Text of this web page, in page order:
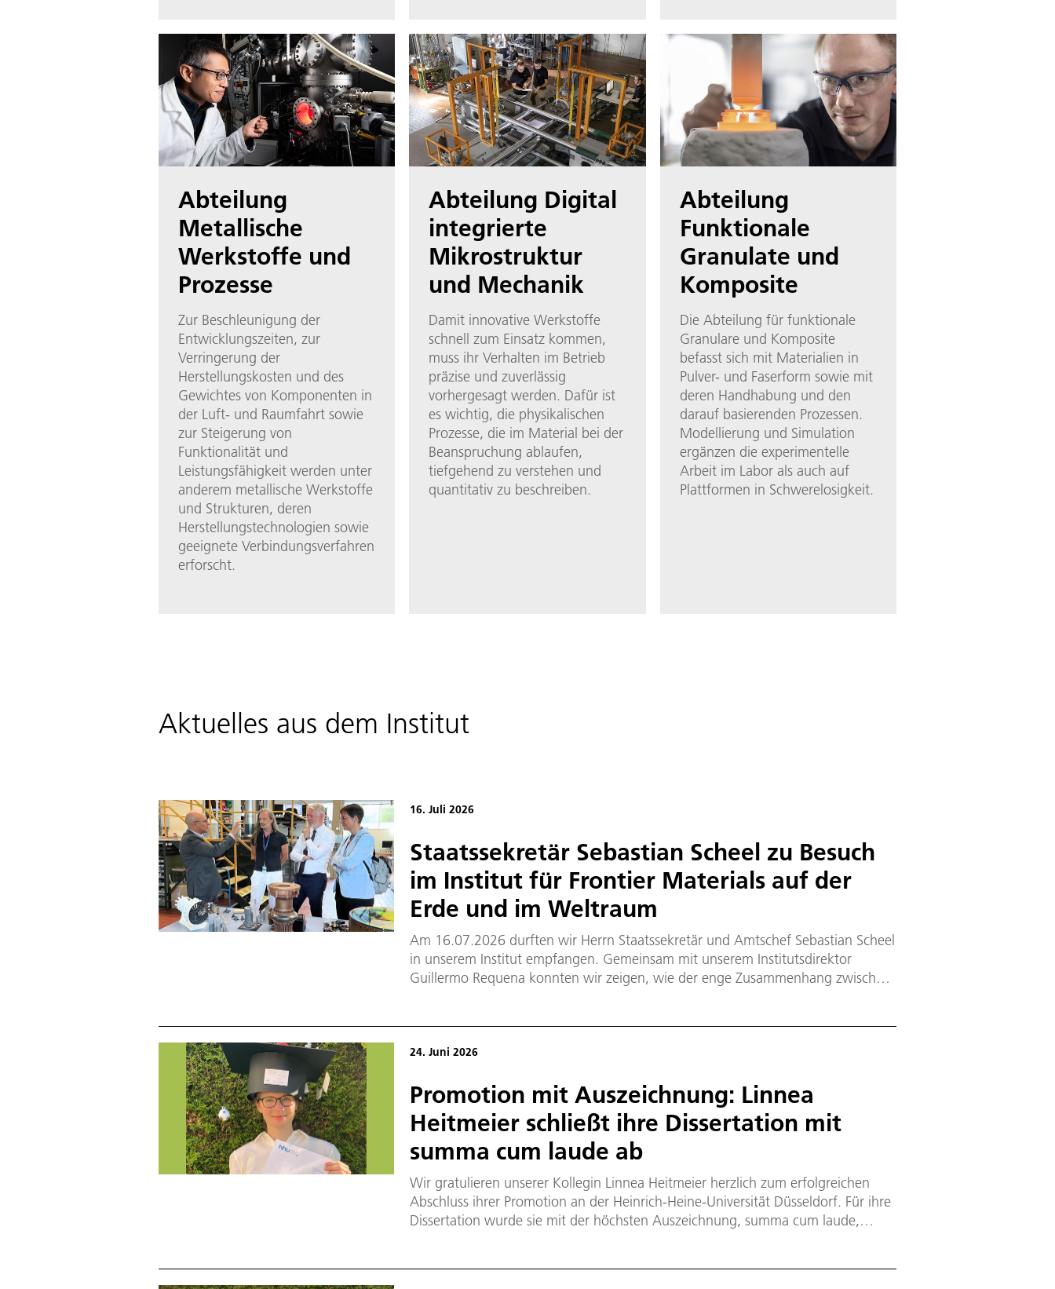
Abteilung
Metallische
Werkstoffe und
Prozesse
Zur Beschleunigung der
Entwicklungszeiten, zur
Verringerung der
Herstellungskosten und des
Gewichtes von Komponenten in
der Luft- und Raumfahrt sowie
zur Steigerung von
Funktionalität und
Leistungsfähigkeit werden unter
anderem metallische Werkstoffe
und Strukturen, deren
Herstellungstechnologien sowie
geeignete Verbindungsverfahren
erforscht.
Abteilung Digital
integrierte
Mikrostruktur
und Mechanik
Damit innovative Werkstoffe
schnell zum Einsatz kommen,
muss ihr Verhalten im Betrieb
präzise und zuverlässig
vorhergesagt werden. Dafür ist
es wichtig, die physikalischen
Prozesse, die im Material bei der
Beanspruchung ablaufen,
tiefgehend zu verstehen und
quantitativ zu beschreiben.
Abteilung
Funktionale
Granulate und
Komposite
Die Abteilung für funktionale
Granulare und Komposite
befasst sich mit Materialien in
Pulver- und Faserform sowie mit
deren Handhabung und den
darauf basierenden Prozessen.
Modellierung und Simulation
ergänzen die experimentelle
Arbeit im Labor als auch auf
Plattformen in Schwerelosigkeit.
Aktuelles aus dem Institut
16. Juli 2026
Staatssekretär Sebastian Scheel zu Besuch
im Institut für Frontier Materials auf der
Erde und im Weltraum
Am 16.07.2026 durften wir Herrn Staatssekretär und Amtschef Sebastian Scheel
in unserem Institut empfangen. Gemeinsam mit unserem Institutsdirektor
Guillermo Requena konnten wir zeigen, wie der enge Zusammenhang zwischen
24. Juni 2026
Promotion mit Auszeichnung: Linnea
Heitmeier schließt ihre Dissertation mit
summa cum laude ab
Wir gratulieren unserer Kollegin Linnea Heitmeier herzlich zum erfolgreichen
Abschluss ihrer Promotion an der Heinrich-Heine-Universität Düsseldorf. Für ihre
Dissertation wurde sie mit der höchsten Auszeichnung, summa cum laude,